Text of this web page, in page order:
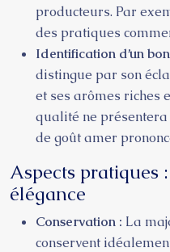
producteurs. Par
des pratiques
Identification d’un
distingue par son
et ses arômes riches
qualité ne
de goût amer
Aspects pratiques
élégance
Conservation : La
conservent